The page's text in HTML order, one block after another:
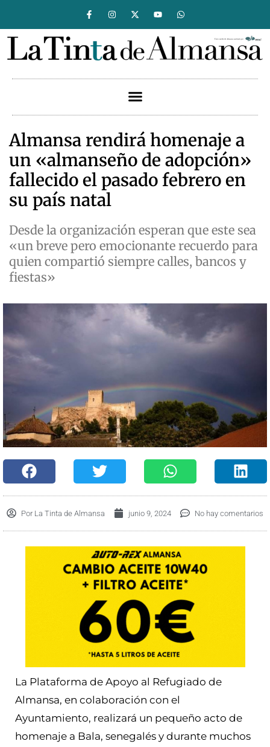
Almansa rendirá homenaje a
un «almanseño de adopción»
fallecido el pasado febrero en
su país natal
Desde la organización esperan que este sea
«un breve pero emocionante recuerdo para
quien compartió siempre calles, bancos y
fiestas»
Por La Tinta de Almansa junio 9, 2024 No hay comentarios
La Plataforma de Apoyo al Refugiado de
Almansa, en colaboración con el
Ayuntamiento, realizará un pequeño acto de
homenaje a Bala, senegalés y durante muchos